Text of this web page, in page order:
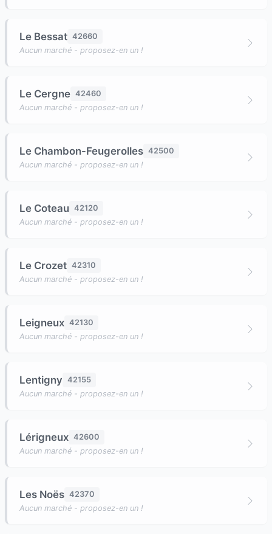
Le Bessat 42660
Aucun marché - proposez-en un !
Le Cergne 42460
Aucun marché - proposez-en un !
Le Chambon-Feugerolles 42500
Aucun marché - proposez-en un !
Le Coteau 42120
Aucun marché - proposez-en un !
Le Crozet 42310
Aucun marché - proposez-en un !
Leigneux 42130
Aucun marché - proposez-en un !
Lentigny 42155
Aucun marché - proposez-en un !
Lérigneux 42600
Aucun marché - proposez-en un !
Les Noës 42370
Aucun marché - proposez-en un !